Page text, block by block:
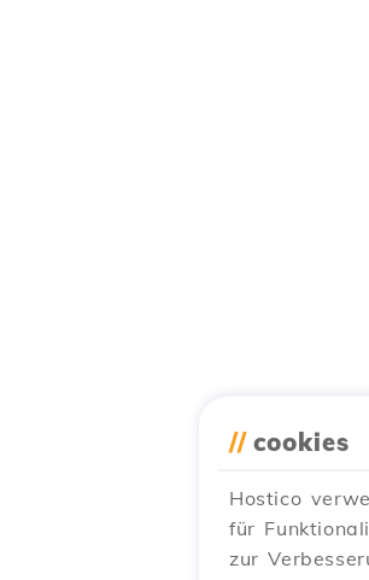
// cookies
Hostico
für
zur